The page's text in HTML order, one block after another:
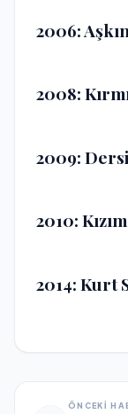
2006:
2008:
2009:
2010:
2014: Kurt
ÖNCEKİ